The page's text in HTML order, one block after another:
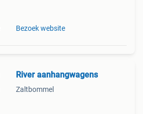
Bezoek website
River aanhangwagens
Zaltbommel